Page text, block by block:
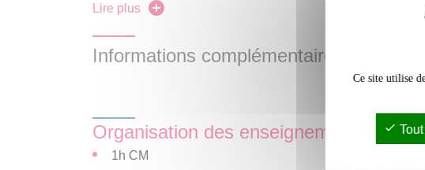
Session 2 (« rattrapage ») :
Étudiants régime général
un ou plusieurs documents et des questions de cours
Lire plus
Informations complémentaires
Organisation des enseignements
1h CM
Ce site utilise